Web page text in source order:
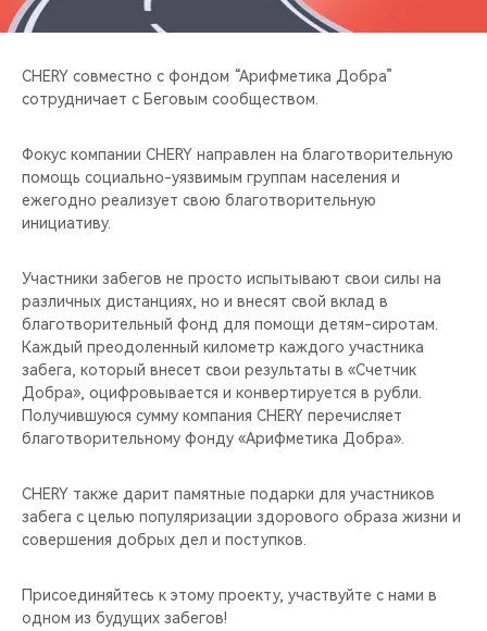
CHERY ДЛЯ ДЕТЕЙ
CHERY совместно с фондом “Арифметика Добра”
сотрудничает с Беговым сообществом.
Фокус компании CHERY направлен на благотворительную
помощь социально-уязвимым группам населения и
ежегодно реализует свою благотворительную
инициативу.
Участники забегов не просто испытывают свои силы на
различных дистанциях, но и внесят свой вклад в
благотворительный фонд для помощи детям-сиротам.
Каждый преодоленный километр каждого участника
забега, который внесет свои результаты в «Счетчик
Добра», оцифровывается и конвертируется в рубли.
Получившуюся сумму компания CHERY перечисляет
благотворительному фонду «Арифметика Добра».
CHERY также дарит памятные подарки для участников
забега с целью популяризации здорового образа жизни и
совершения добрых дел и поступков.
Присоединяйтесь к этому проекту, участвуйте с нами в
одном из будущих забегов!